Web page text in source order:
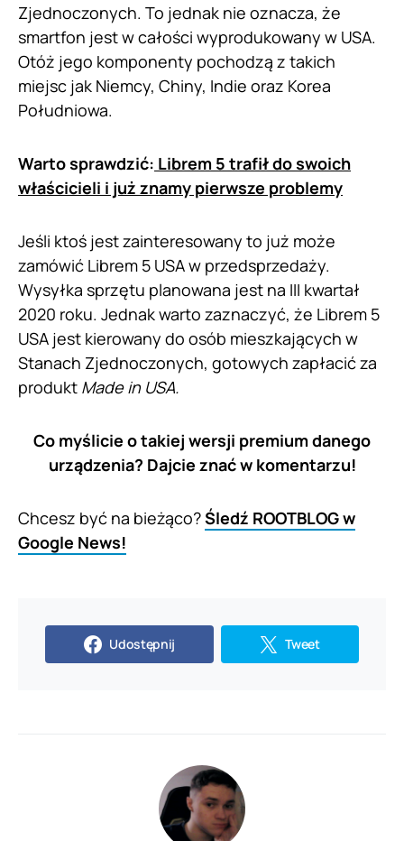
Zjednoczonych. To jednak nie oznacza, że
smartfon jest w całości wyprodukowany w USA.
Otóż jego komponenty pochodzą z takich
miejsc jak Niemcy, Chiny, Indie oraz Korea
Południowa.
Warto sprawdzić: Librem 5 trafił do swoich
właścicieli i już znamy pierwsze problemy
Jeśli ktoś jest zainteresowany to już może
zamówić Librem 5 USA w przedsprzedaży.
Wysyłka sprzętu planowana jest na III kwartał
2020 roku. Jednak warto zaznaczyć, że Librem 5
USA jest kierowany do osób mieszkających w
Stanach Zjednoczonych, gotowych zapłacić za
produkt Made in USA.
Co myślicie o takiej wersji premium danego
urządzenia? Dajcie znać w komentarzu!
Chcesz być na bieżąco?Śledź ROOTBLOG w
Google News!
Udostępnij Tweet